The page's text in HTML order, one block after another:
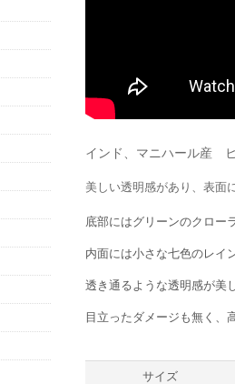
インド、マニハール産
美しい透明感があり、表面
底部にはグリーンのクロー
内面には小さな七色のレイ
透き通るような透明感が美
目立ったダメージも無く、
サイズ